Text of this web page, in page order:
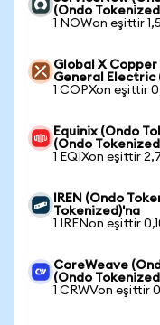
(Ondo
1 NOWon eşittir
Global X Copper
General Electric
1 COPXon eşittir
Equinix (Ondo
(Ondo
1 EQIXon eşittir
IREN (Ondo
Tokenized)'na
1 IRENon eşittir
CoreWeave
(Ondo
1 CRWVon eşittir